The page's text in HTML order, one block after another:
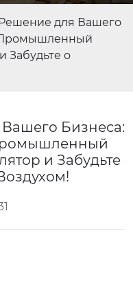
для Вашего
Забудьте о
Бизнеса:
и Забудьте